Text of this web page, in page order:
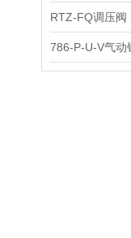
RTZ-FQ调压阀